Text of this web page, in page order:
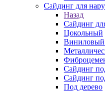
Сайдинг для
Назад
Сайдинг
Цокольный
Виниловый
Сайдинг
Сайдинг
Под дерево